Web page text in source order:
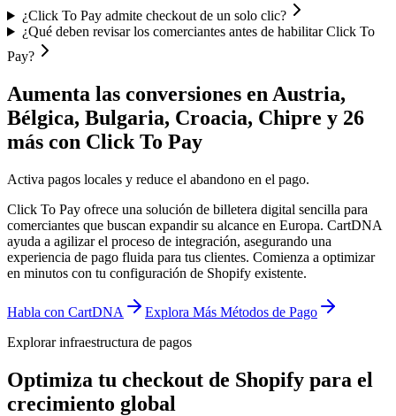
¿Click To Pay admite checkout de un solo clic?
¿Qué deben revisar los comerciantes antes de habilitar Click To
Pay?
Aumenta las conversiones en Austria,
Bélgica, Bulgaria, Croacia, Chipre y 26
más con Click To Pay
Activa pagos locales y reduce el abandono en el pago.
Click To Pay ofrece una solución de billetera digital sencilla para
comerciantes que buscan expandir su alcance en Europa. CartDNA
ayuda a agilizar el proceso de integración, asegurando una
experiencia de pago fluida para tus clientes. Comienza a optimizar
en minutos con tu configuración de Shopify existente.
Habla con CartDNA
Explora Más Métodos de Pago
Explorar infraestructura de pagos
Optimiza tu checkout de Shopify para el
crecimiento global